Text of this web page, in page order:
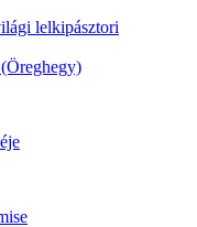
lelkipásztori